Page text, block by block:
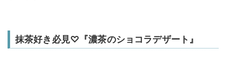
抹茶好き必見♡『濃茶のショコラデザート』